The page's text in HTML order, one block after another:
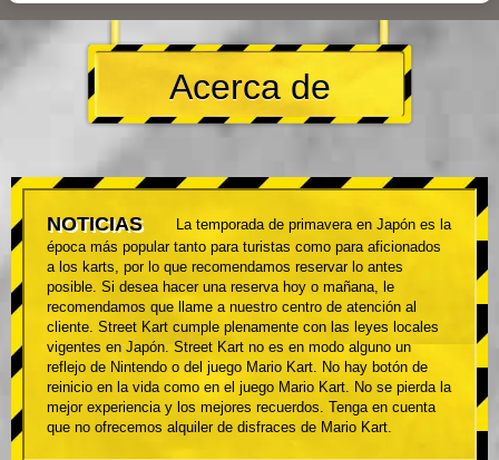
Acerca de
NOTICIAS
La temporada de primavera en Japón es la
época más popular tanto para turistas como para aficionados
a los karts, por lo que recomendamos reservar lo antes
posible. Si desea hacer una reserva hoy o mañana, le
recomendamos que llame a nuestro centro de atención al
cliente. Street Kart cumple plenamente con las leyes locales
vigentes en Japón. Street Kart no es en modo alguno un
reflejo de Nintendo o del juego Mario Kart. No hay botón de
reinicio en la vida como en el juego Mario Kart. No se pierda la
mejor experiencia y los mejores recuerdos. Tenga en cuenta
que no ofrecemos alquiler de disfraces de Mario Kart.